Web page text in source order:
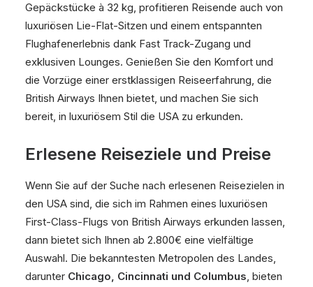
Gepäckstücke à 32 kg, profitieren Reisende auch von
luxuriösen Lie-Flat-Sitzen und einem entspannten
Flughafenerlebnis dank Fast Track-Zugang und
exklusiven Lounges. Genießen Sie den Komfort und
die Vorzüge einer erstklassigen Reiseerfahrung, die
British Airways Ihnen bietet, und machen Sie sich
bereit, in luxuriösem Stil die USA zu erkunden.
Erlesene Reiseziele und Preise
Wenn Sie auf der Suche nach erlesenen Reisezielen in
den USA sind, die sich im Rahmen eines luxuriösen
First-Class-Flugs von British Airways erkunden lassen,
dann bietet sich Ihnen ab 2.800€ eine vielfältige
Auswahl. Die bekanntesten Metropolen des Landes,
darunter Chicago, Cincinnati und Columbus, bieten